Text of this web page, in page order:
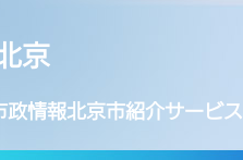
京
政情報北京市紹介サービス